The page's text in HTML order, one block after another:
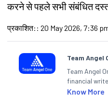
करने से पहले सभी संबंधित
प्रकाशित: : 20 May 2026, 7:36
Team Angel
Team Angel
financial
articles on
Know More